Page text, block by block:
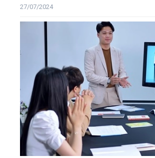
27/07/2024